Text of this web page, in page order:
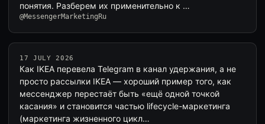
понятия. Разберем их применительно к …
@MessengerMarketingRu
17 JULY 2026
Как IKEA перевела Telegram в канал удержания, а не
просто рассылки IKEA — хороший пример того, как
мессенджер перестаёт быть «ещё одной точкой
касания» и становится частью lifecycle-маркетинга
(маркетинга жизненного цикл…